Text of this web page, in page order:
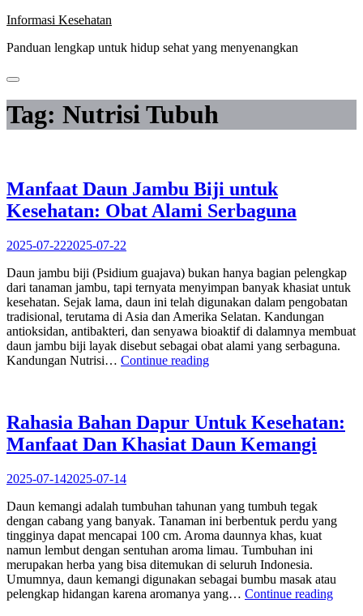
Skip
content
Informasi Kesehatan
Panduan lengkap untuk hidup sehat yang menyenangkan
Tag: Nutrisi Tubuh
Manfaat Daun Jambu Biji untuk
Kesehatan: Obat Alami Serbaguna
2025-07-222025-07-22
Daun jambu biji (Psidium guajava) bukan hanya bagian pelengkap
dari tanaman jambu, tapi ternyata menyimpan banyak khasiat untuk
kesehatan. Sejak lama, daun ini telah digunakan dalam pengobatan
tradisional, terutama di Asia dan Amerika Selatan. Kandungan
antioksidan, antibakteri, dan senyawa bioaktif di dalamnya membuat
daun jambu biji layak disebut sebagai obat alami yang serbaguna.
Kandungan Nutrisi… Continue reading“Manfaat
untuk
Kesehatan:
Obat
Rahasia Bahan Dapur Untuk Kesehatan:
Manfaat Dan Khasiat Daun Kemangi
2025-07-142025-07-14
Daun kemangi adalah tumbuhan tahunan yang tumbuh tegak
dengan cabang yang banyak. Tanaman ini berbentuk perdu yang
tingginya dapat mencapai 100 cm. Aroma daunnya khas, kuat
namun lembut dengan sentuhan aroma limau. Tumbuhan ini
merupakan herba yang bisa ditemukan di seluruh Indonesia.
Umumnya, daun kemangi digunakan sebagai bumbu masak atau
pelengkap hidangan karena aromanya yang… Continue reading